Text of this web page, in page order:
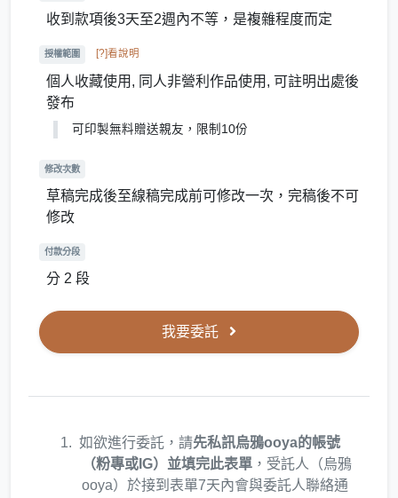
收到款項後3天至2週內不等，是複雜程度而定
授權範圍 [?]看說明
個人收藏使用, 同人非營利作品使用, 可註明出處後
發布
可印製無料贈送親友，限制10份
修改次數
草稿完成後至線稿完成前可修改一次，完稿後不可
修改
付款分段
分 2 段
我要委託
如欲進行委託，請先私訊烏鴉ooya的帳號
（粉專或IG）並填完此表單 ，受託人（烏鴉
ooya）於接到表單7天內會與委託人聯絡通